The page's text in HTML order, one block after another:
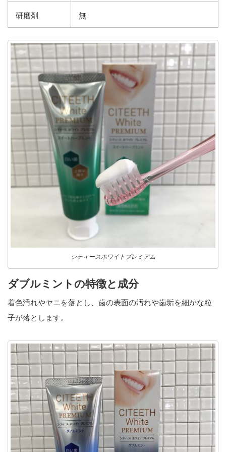
研磨剤 無
シティースホワイトプレミアム
ダブルミントの特徴と成分
着色汚れやヤニを落とし、歯の表面の汚れや歯垢を細かな粒
子が落とします。